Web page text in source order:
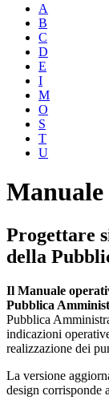
A
B
C
D
E
I
M
O
S
T
U
Progettare
della
Il Manuale
Pubblica
Pubblica
indicazioni
realizzazione dei
La versione
design corrisponde